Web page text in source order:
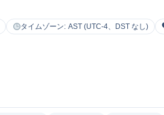
タイムゾーン: AST (UTC-4、DST なし)